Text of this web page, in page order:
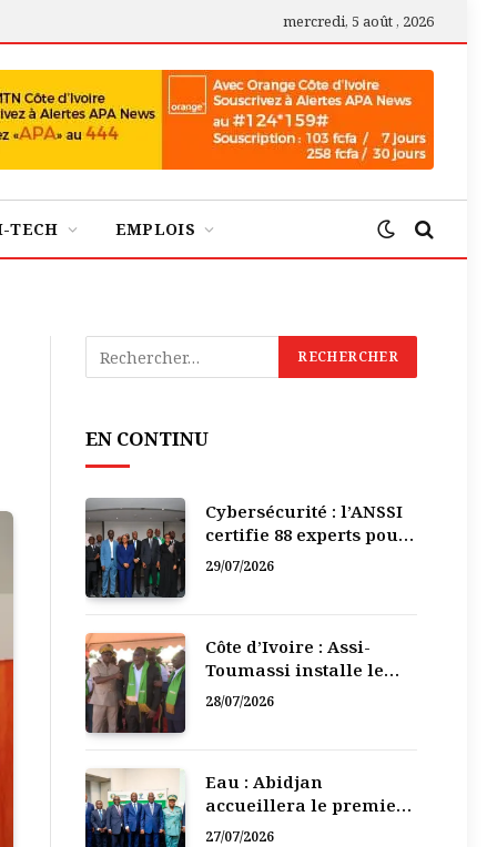
mercredi, 5 août , 2026
TECH EMPLOIS
EN CONTINU
Cybersécurité : l’ANSSI
certifie 88 experts pour
renforcer la défense
29/07/2026
Côte d’Ivoire : Assi-
Toumassi installe le
bureau exécutif de sa
28/07/2026
Eau : Abidjan
accueillera le premier
Forum régional de
27/07/2026